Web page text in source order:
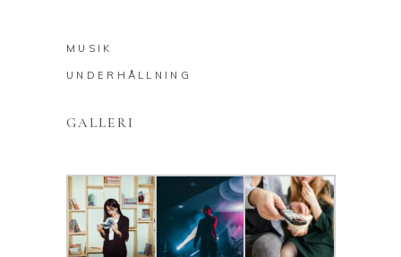
MUSIK
UNDERHÅLLNING
GALLERI